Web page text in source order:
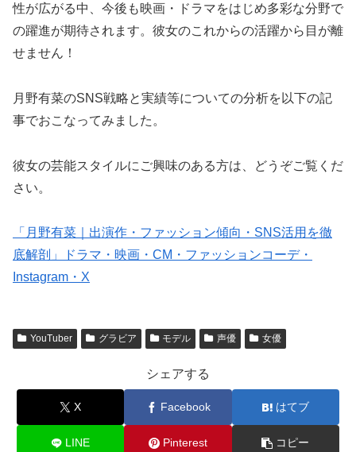
性が広がる中、今後も映画・ドラマをはじめ多彩な分野で
の躍進が期待されます。彼女のこれからの活躍から目が離
せません！
月野有菜のSNS戦略と実績等についての分析を以下の記
事でおこなってみました。
彼女の芸能スタイルにご興味のある方は、どうぞご覧くだ
さい。
「月野有菜｜出演作・ファッション傾向・SNS活用を徹
底解剖」ドラマ・映画・CM・ファッションコーデ・
Instagram・X
YouTuber グラビア モデル 声優 女優
シェアする
X Facebook はてブ
LINE Pinterest コピー